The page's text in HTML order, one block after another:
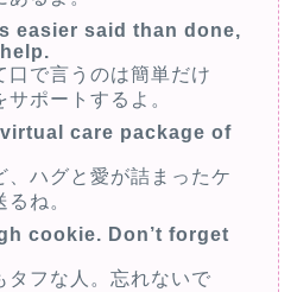
easier said than done,
口で言うのは簡単だけ
ポートするよ。
care package of
、ハグと愛が詰まったケ
ね。
cookie. Don’t forget
タフな人。忘れないで